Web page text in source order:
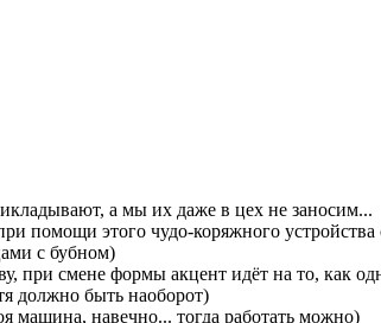
а мы их даже в цех не заносим...
помощи этого чудо-коряжного
с бубном)
при смене формы акцент идёт на то, как
должно быть наоборот)
машина, навечно... тогда работать можно)